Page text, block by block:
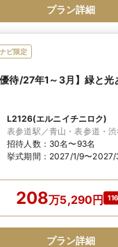
プラン詳細
ビ限定
優待/27年1～3月】緑と
L2126(エルニイチニロク)
表参道駅／青山・表参道・
招待人数： 30名〜93名
挙式期間： 2027/1/9〜2027/
208万5,290円
プラン詳細